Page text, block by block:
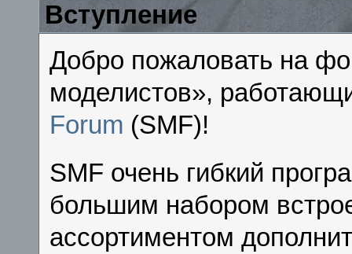
Вступление
Добро пожаловать на
моделистов»,
Forum (SMF)!
SMF очень гибкий
большим набором
ассортиментом